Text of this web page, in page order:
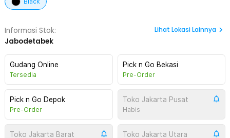
Informasi Stok:
Jabodetabek
Lihat Lokasi Lainnya
Gudang Online
Tersedia
Pick n Go Bekasi
Pre-Order
Pick n Go Depok
Pre-Order
Toko Jakarta Pusat
Habis
Toko Jakarta Barat Toko Jakarta Utara